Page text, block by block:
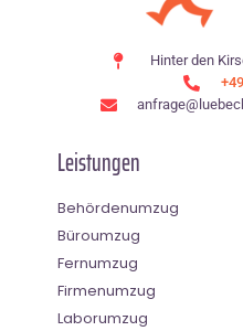
Hinter den
Leistungen
Behördenumzug
Büroumzug
Fernumzug
Firmenumzug
Laborumzug